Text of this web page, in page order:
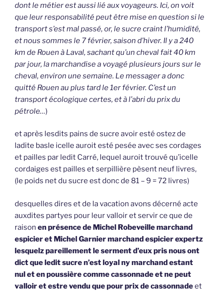
dont le métier est aussi lié aux voyageurs. Ici, on voit
que leur responsabilité peut être mise en question si le
transport s’est mal passé, or, le sucre craint l’humidité,
et nous sommes le 7 février, saison d’hiver. Il y a 240
km de Rouen à Laval, sachant qu’un cheval fait 40 km
par jour, la marchandise a voyagé plusieurs jours sur le
cheval, environ une semaine. Le messager a donc
quitté Rouen au plus tard le 1er février. C’est un
transport écologique certes, et à l’abri du prix du
pétrole…)
et après lesdits pains de sucre avoir esté ostez de
ladite basle icelle auroit esté pesée avec ses cordages
et pailles par ledit Carré, lequel auroit trouvé qu’icelle
cordaiges est pailles et serpillière pèsent neuf livres,
(le poids net du sucre est donc de 81 – 9 = 72 livres)
desquelles dires et de la vacation avons décerné acte
auxdites partyes pour leur valloir et servir ce que de
raison en présence de Michel Robeveille marchand
espicier et Michel Garnier marchand espicier expertz
lesquelz pareillement le serment d’eux pris nous ont
dict que ledit sucre n’est loyal ny marchand estant
nul et en poussière comme cassonnade et ne peut
valloir et estre vendu que pour prix de cassonnadeet